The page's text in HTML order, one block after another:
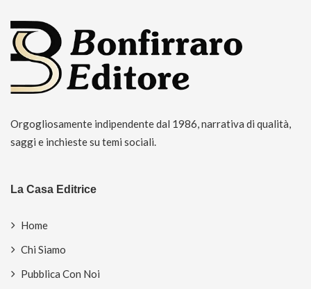
Orgogliosamente indipendente dal 1986, narrativa di qualità,
saggi e inchieste su temi sociali.
La Casa Editrice
Home
Chi Siamo
Pubblica Con Noi